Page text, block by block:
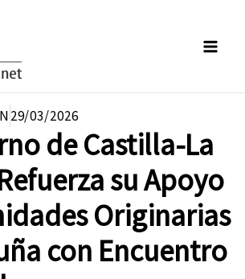
29/03/2026
de Castilla-La
su Apoyo
Originarias
con Encuentro